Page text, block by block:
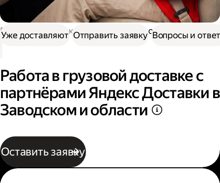
Работа в Доставке Работа в грузовой доставке
Работа в грузовой доставке с
партнёрами Яндекс Доставки в
Заводском и области
Оставить заявку
Уже доставляют Отправить заявку Вопросы и